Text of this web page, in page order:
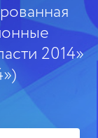
2014»